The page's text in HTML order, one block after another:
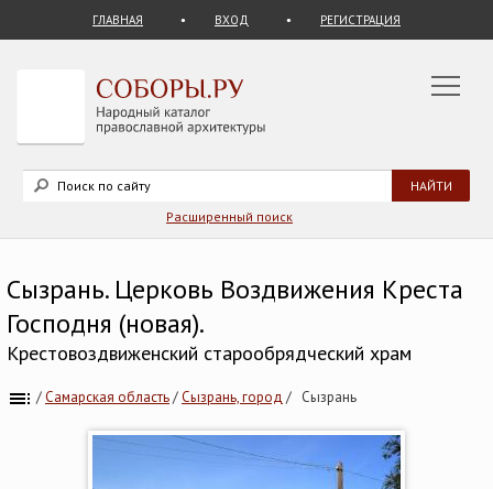
ГЛАВНАЯ ВХОД РЕГИСТРАЦИЯ
Расширенный поиск
Сызрань. Церковь Воздвижения Креста
Господня (новая).
Крестовоздвиженский старообрядческий храм
/Самарская область/Сызрань, город / Сызрань